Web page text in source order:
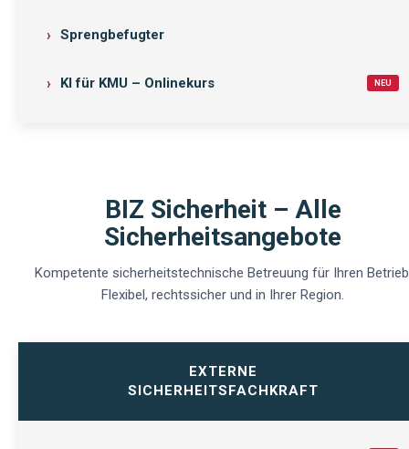
Sprengbefugter
KI für KMU – Onlinekurs NEU
BIZ Sicherheit – Alle
Sicherheitsangebote
Kompetente sicherheitstechnische Betreuung für Ihren
Flexibel, rechtssicher und in Ihrer Region.
EXTERNE
SICHERHEITSFACHKRAFT